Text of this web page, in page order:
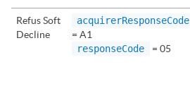
Refus Soft
Decline
acquirerResponseCode
= A1
responseCode
= 05